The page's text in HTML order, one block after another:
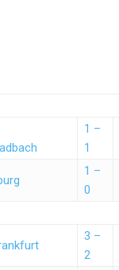
1 –
1
1 –
0
3 –
2